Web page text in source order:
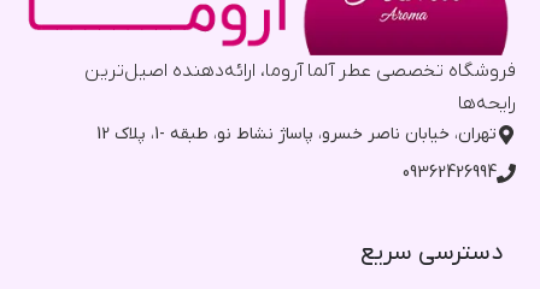
فروشگاه تخصصی عطر آلما آروما، ارائه‌دهنده اصیل‌ترین
رایحه‌ها
تهران، خیابان ناصر خسرو، پاساژ نشاط نو، طبقه -1، پلاک 12
09362426994
دسترسی سریع​